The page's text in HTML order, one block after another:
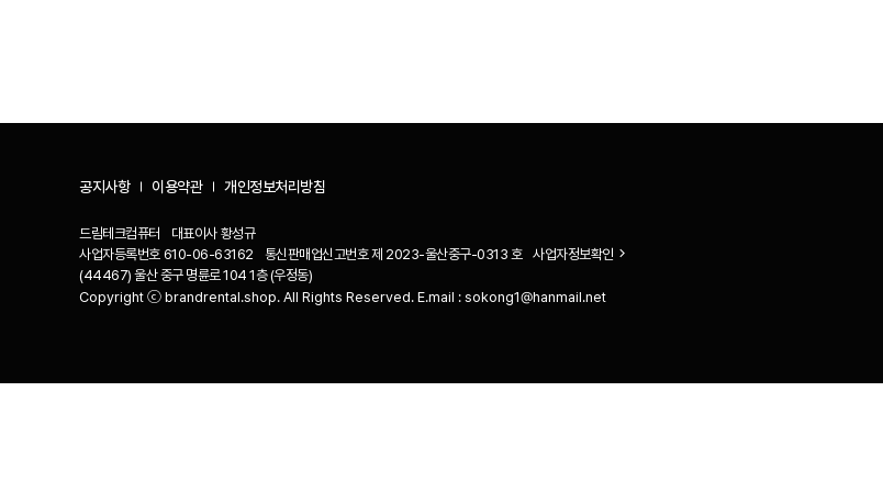
공지사항 이용약관 개인정보처리방침
드림테크컴퓨터 대표이사 황성규
사업자등록번호 610-06-63162 통신판매업신고번호 제 2023-울산중구-0313 호
사업자정보확인
(44467) 울산 중구 명륜로 104 1층 (우정동)
Copyright ⓒ brandrental.shop. All Rights Reserved. E.mail : sokong1@hanmail.net